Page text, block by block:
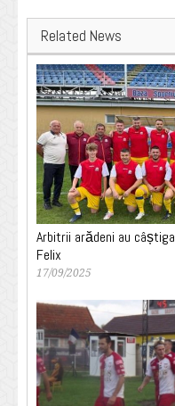
Related News
Arbitrii arădeni au
Felix
17/09/2025